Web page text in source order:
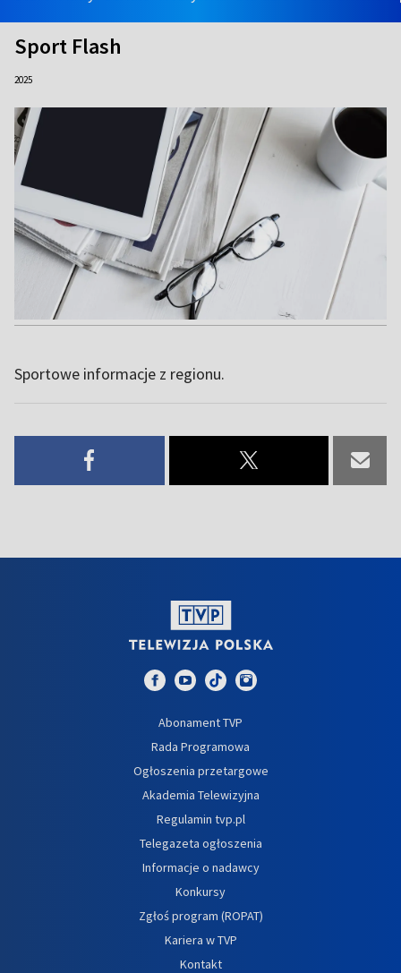
Sport Flash
2025
Sportowe informacje z regionu.
Abonament TVP
Rada Programowa
Ogłoszenia przetargowe
Akademia Telewizyjna
Regulamin tvp.pl
Telegazeta ogłoszenia
Informacje o nadawcy
Konkursy
Zgłoś program (ROPAT)
Kariera w TVP
Kontakt